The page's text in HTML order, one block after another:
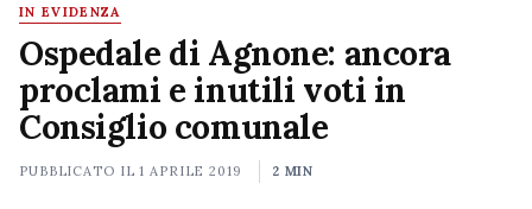
IN EVIDENZA
Ospedale di Agnone: ancora
proclami e inutili voti in
Consiglio comunale
PUBBLICATO IL1 APRILE 2019 2 MIN